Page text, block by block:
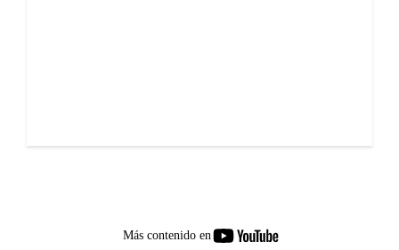
Más contenido en
youtube-